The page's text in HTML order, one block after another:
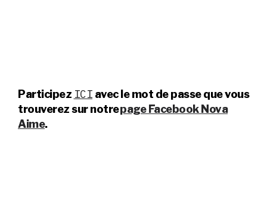
Participez ICI avec le mot de passe que vous
trouverez sur notrepage Facebook Nova
Aime.